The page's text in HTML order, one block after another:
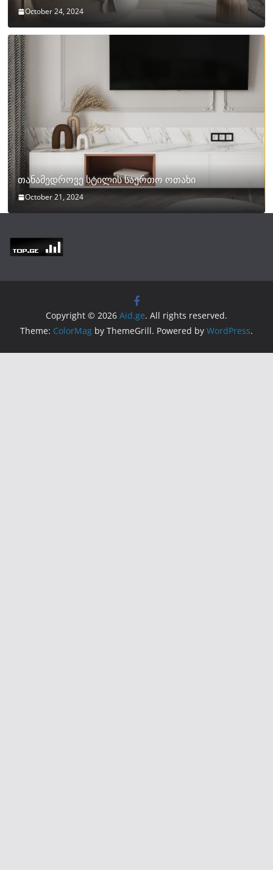
October 24, 2024
თანამედროვე სტილის საერთო ოთახი
October 21, 2024
Copyright © 2026 Aid.ge. All rights reserved.
Theme: ColorMag by ThemeGrill. Powered by WordPress.